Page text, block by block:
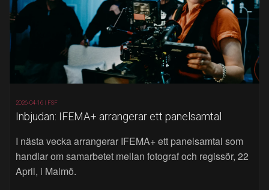
2026-04-16 | FSF
Inbjudan: IFEMA+ arrangerar ett panelsamtal
I nästa vecka arrangerar IFEMA+ ett panelsamtal som
handlar om samarbetet mellan fotograf och regissör, 22
April, i Malmö.